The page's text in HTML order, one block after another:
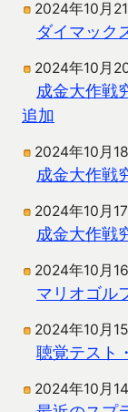
2024年10月21
ダイマック
2024年10月
成金大作戦
追加
2024年10月
成金大作戦
2024年10月17
成金大作戦
2024年10月
マリオゴル
2024年10月
聴覚テスト
2024年10月